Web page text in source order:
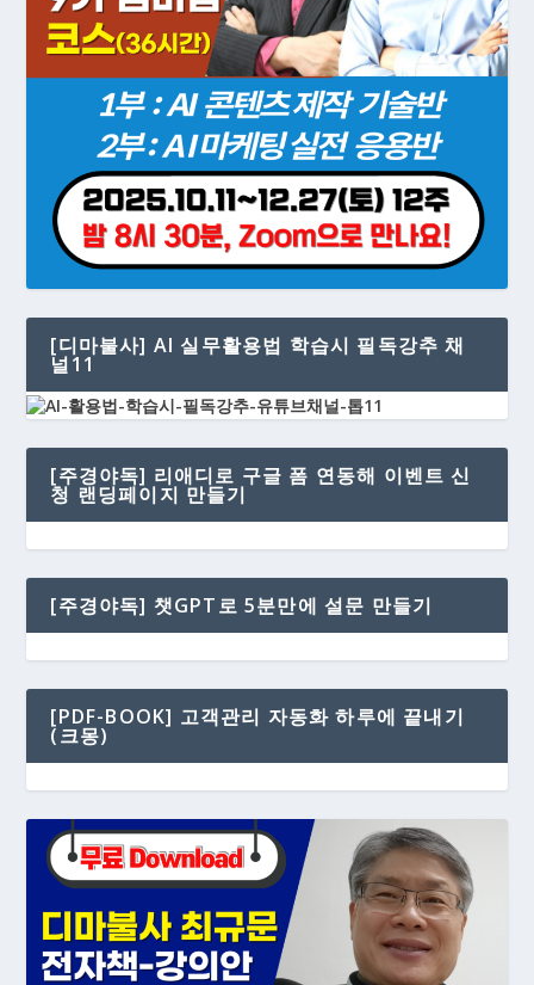
[디마불사] AI 실무활용법 학습시 필독강추 채
널11
[주경야독] 리애디로 구글 폼 연동해 이벤트 신
청 랜딩페이지 만들기
[주경야독] 챗GPT로 5분만에 설문 만들기
[PDF-BOOK] 고객관리 자동화 하루에 끝내기
(크몽)